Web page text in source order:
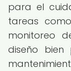
para el
tareas
monitoreo
diseño